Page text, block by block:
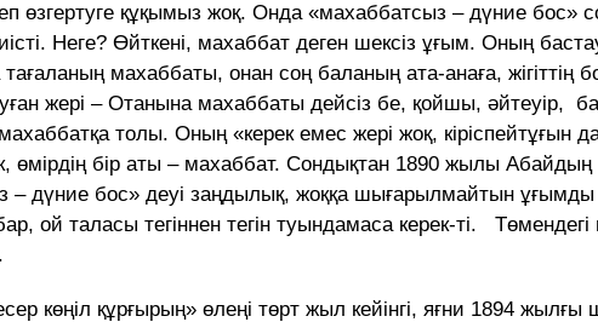
өзгертуге құқымыз жоқ. Онда «махаббатсыз – дүние бос»
Неге? Өйткені, махаббат деген шексіз ұғым. Оның
махаббаты, онан соң баланың ата-анаға, жігіттің
жері – Отанына махаббаты дейсіз бе, қойшы, әйтеуір,
толы. Оның «керек емес жері жоқ, кіріспейтұғын
өмірдің бір аты – махаббат. Сондықтан 1890 жылы Абайдың
– дүние бос» деуі заңдылық, жоққа шығарылмайтын ұғымды
ой таласы тегіннен тегін туындамаса керек-ті.
көңіл құрғырың» өлеңі төрт жыл кейінгі, яғни 1894 жылғы